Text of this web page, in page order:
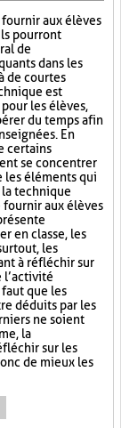
aux élèves
pourront
de
dans les
de courtes
est
les élèves,
du temps afin
En
certains
se concentrer
les éléments qui
la technique
aux élèves
en classe, les
les
à réfléchir sur
l’activité
que les
déduits par les
ne soient
la
sur les
de mieux les